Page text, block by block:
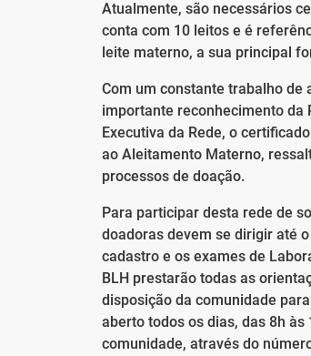
Atualmente, são necessários
conta com 10 leitos e é
leite materno, a sua principal
Com um constante trabalho
importante reconhecimento da
Executiva da Rede, o
ao Aleitamento Materno,
processos de doação.
Para participar desta rede de
doadoras devem se dirigir até
cadastro e os exames de
BLH prestarão todas as
disposição da comunidade
aberto todos os dias, das 8h
comunidade, através do